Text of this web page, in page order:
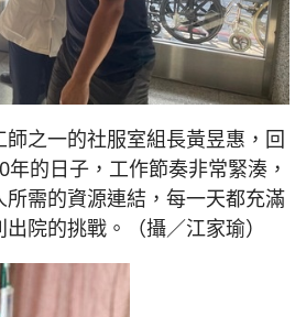
之一的社服室組長黃昱惠，回
的日子，工作節奏非常緊湊，
所需的資源連結，每一天都充滿
院的挑戰。（攝／江家瑜）